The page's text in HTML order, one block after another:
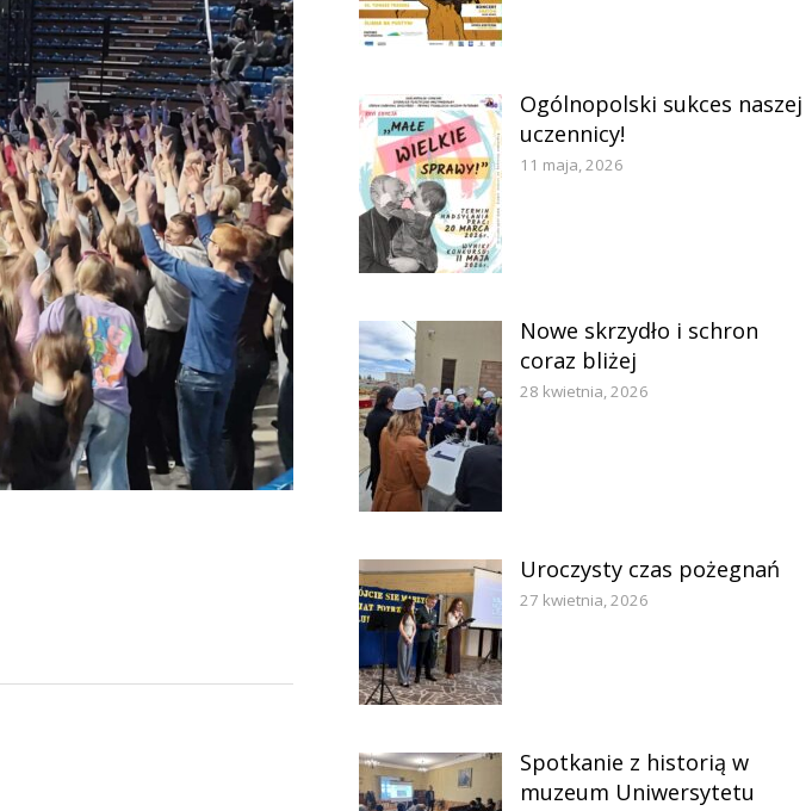
Ogólnopolski sukces naszej
uczennicy!
11 maja, 2026
Nowe skrzydło i schron
coraz bliżej
28 kwietnia, 2026
Uroczysty czas pożegnań
27 kwietnia, 2026
Spotkanie z historią w
muzeum Uniwersytetu